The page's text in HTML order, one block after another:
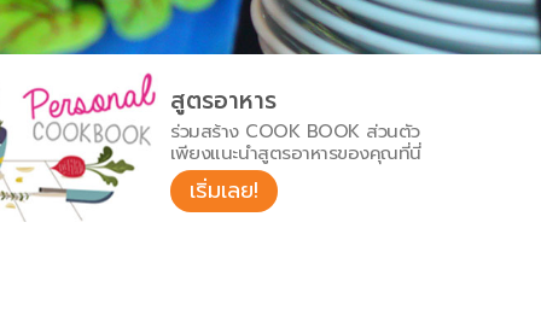
สูตรอาหาร
ร่วมสร้าง COOK BOOK ส่วนตัว
เพียงแนะนำสูตรอาหารของคุณที่นี่
เริ่มเลย!